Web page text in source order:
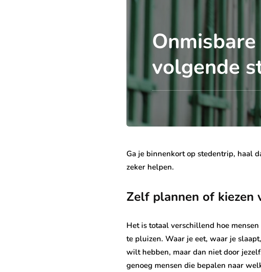
volgende
Ga je binnenkort op stedentrip, haal
zeker helpen.
Zelf plannen of kiezen
Het is totaal verschillend hoe
te pluizen. Waar je eet, waar je
wilt hebben, maar dan niet door
genoeg mensen die bepalen naar